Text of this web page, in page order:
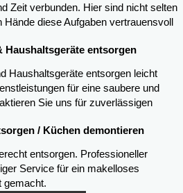
Zeit verbunden. Hier sind nicht selten
diese Aufgaben vertrauensvoll
Haushaltsgeräte entsorgen
Haushaltsgeräte entsorgen leicht
für eine saubere und
Sie uns für zuverlässigen
/ Küchen demontieren
entsorgen. Professioneller
Service für ein makelloses
gemacht.